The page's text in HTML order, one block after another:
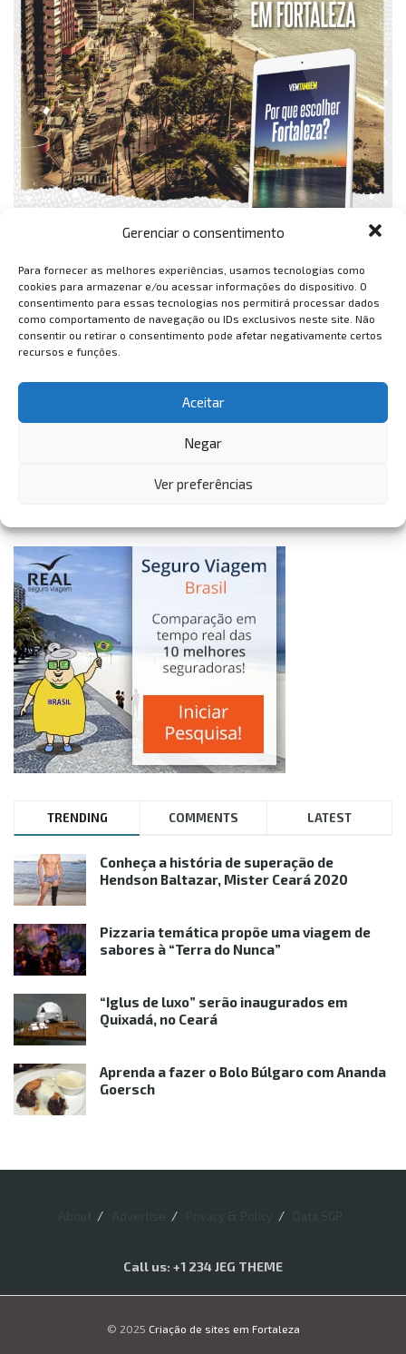
Gerenciar o consentimento
Para fornecer as melhores experiências, usamos tecnologias como
cookies para armazenar e/ou acessar informações do dispositivo. O
consentimento para essas tecnologias nos permitirá processar dados
como comportamento de navegação ou IDs exclusivos neste site. Não
consentir ou retirar o consentimento pode afetar negativamente certos
recursos e funções.
Aceitar
Negar
Ver preferências
TRENDING COMMENTS LATEST
Conheça a história de superação de
Hendson Baltazar, Mister Ceará 2020
Pizzaria temática propõe uma viagem de
sabores à “Terra do Nunca”
“Iglus de luxo” serão inaugurados em
Quixadá, no Ceará
Aprenda a fazer o Bolo Búlgaro com Ananda
Goersch
Call us: +1 234 JEG THEME
© 2025 Criação de sites em Fortaleza